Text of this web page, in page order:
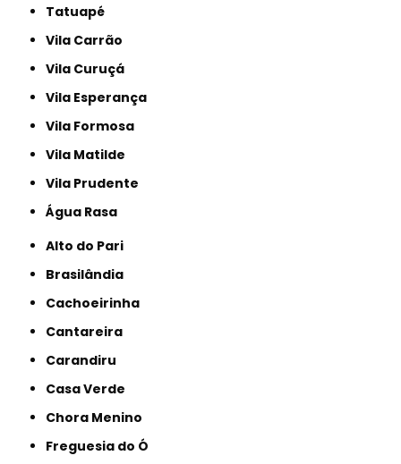
Tatuapé
Vila Carrão
Vila Curuçá
Vila Esperança
Vila Formosa
Vila Matilde
Vila Prudente
Água Rasa
Alto do Pari
Brasilândia
Cachoeirinha
Cantareira
Carandiru
Casa Verde
Chora Menino
Freguesia do Ó